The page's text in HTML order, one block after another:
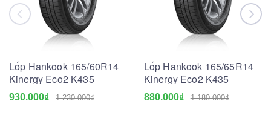
Lốp Hankook 165/60R14
Kinergy Eco2 K435
930.000₫ 1.230.000₫
Lốp Hankook 165/65R14
Kinergy Eco2 K435
880.000₫ 1.180.000₫